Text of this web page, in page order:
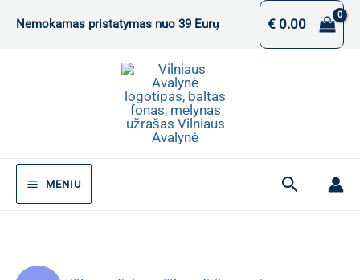
Nemokamas pristatymas nuo 39 Eurų €0.00
MENIU Paieška